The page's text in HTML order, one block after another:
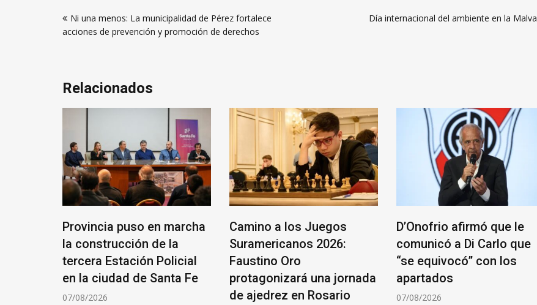
deNi una menos: La municipalidad de Pérez fortalece
acciones de prevención y promoción de derechos
Día internacional del ambiente en la Malva
Relacionados
Provincia puso en marcha
la construcción de la
tercera Estación Policial
en la ciudad de Santa Fe
07/08/2026
Camino a los Juegos
Suramericanos 2026:
Faustino Oro
protagonizará una jornada
de ajedrez en Rosario
D’Onofrio afirmó que le
comunicó a Di Carlo que
“se equivocó” con los
apartados
07/08/2026